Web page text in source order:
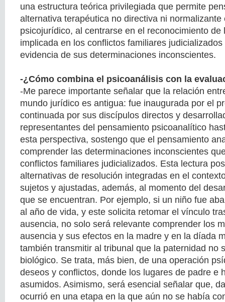
una estructura teórica privilegiada que permite
alternativa terapéutica no directiva ni normalizante
psicojurídico, al centrarse en el reconocimiento de
implicada en los conflictos familiares
evidencia de sus determinaciones inconscientes.
-¿Cómo combina el psicoanálisis con la
-Me parece importante señalar que la relación
mundo jurídico es antigua: fue inaugurada por el
continuada por sus discípulos directos y
representantes del pensamiento psicoanalítico
esta perspectiva, sostengo que el pensamiento
comprender las determinaciones inconscientes
conflictos familiares judicializados. Esta lectura
alternativas de resolución integradas en el
sujetos y ajustadas, además, al momento del
que se encuentran. Por ejemplo, si un niño fue
al año de vida, y este solicita retomar el vínculo
ausencia, no solo será relevante comprender los
ausencia y sus efectos en la madre y en la díada
también transmitir al tribunal que la paternidad no
biológico. Se trata, más bien, de una operación
deseos y conflictos, donde los lugares de padre e
asumidos. Asimismo, será esencial señalar que,
ocurrió en una etapa en la que aún no se había